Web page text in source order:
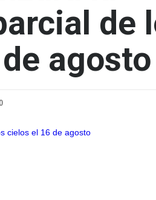
de
agosto